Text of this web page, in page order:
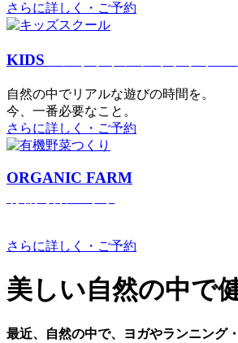
さらに詳しく・ご予約
KIDS
⾃然の中でリアルな遊びの時間を。
今、⼀番必要なこと。
さらに詳しく・ご予約
ORGANIC FARM
さらに詳しく・ご予約
美しい⾃然の中で
最近、⾃然の中で、ヨガやランニング